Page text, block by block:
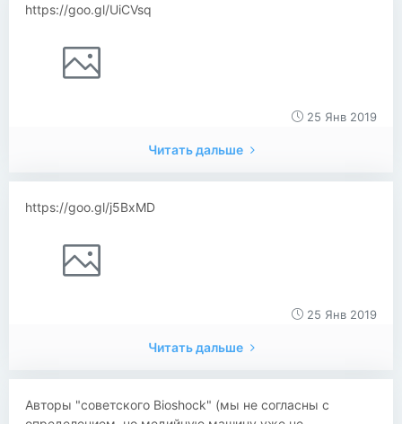
https://goo.gl/UiCVsq
25 Янв 2019
Читать дальше
https://goo.gl/j5BxMD
25 Янв 2019
Читать дальше
Авторы "советского Bioshock" (мы не согласны с